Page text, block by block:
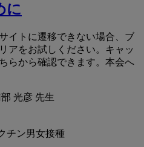
に
イトに遷移できない場合、ブ
アをお試しください。キャッ
らから確認できます。本会へ
光彦 先生